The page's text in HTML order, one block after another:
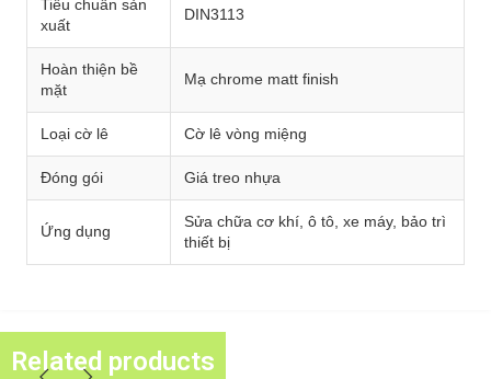
Tiêu chuẩn sản
xuất
DIN3113
Hoàn thiện bề
mặt
Mạ chrome matt finish
Loại cờ lê Cờ lê vòng miệng
Đóng gói Giá treo nhựa
Ứng dụng
Sửa chữa cơ khí, ô tô, xe máy, bảo trì
thiết bị
Related products